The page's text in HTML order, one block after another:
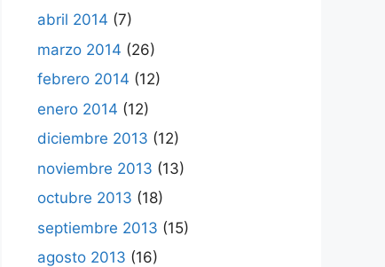
abril 2014 (7)
marzo 2014 (26)
febrero 2014 (12)
enero 2014 (12)
diciembre 2013 (12)
noviembre 2013 (13)
octubre 2013 (18)
septiembre 2013 (15)
agosto 2013 (16)